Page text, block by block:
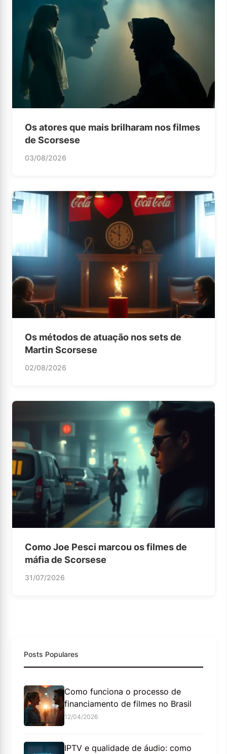
Os atores que mais brilharam nos filmes
de Scorsese
03/08/2026
Os métodos de atuação nos sets de
Martin Scorsese
02/08/2026
Como Joe Pesci marcou os filmes de
máfia de Scorsese
31/07/2026
Posts Populares
Como funciona o processo de
financiamento de filmes no Brasil
12/04/2026
IPTV e qualidade de áudio: como